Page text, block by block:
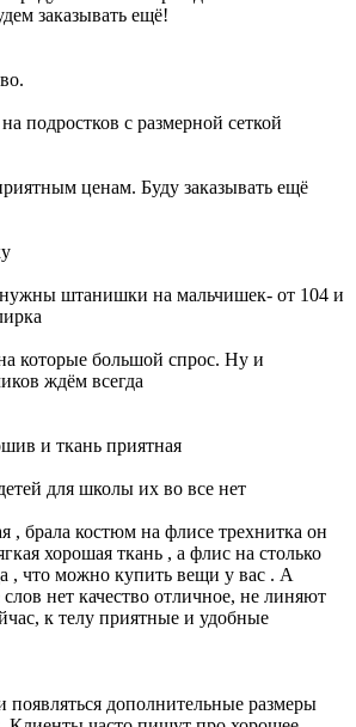
заказывать ещё!
подростков с размерной сеткой
ценам. Буду заказывать ещё
штанишки на мальчишек- от 104 и
которые большой спрос. Ну и
ждём всегда
и ткань приятная
для школы их во все нет
, брала костюм на флисе трехнитка он
хорошая ткань , а флис на столько
, что можно купить вещи у вас . А
нет качество отличное, не линяют
к телу приятные и удобные
появляться дополнительные размеры